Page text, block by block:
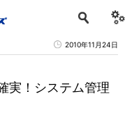
2010年11月24日
実！システム管理